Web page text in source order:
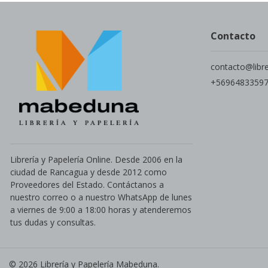
Librería y Papelería Online. Desde 2006 en la
ciudad de Rancagua y desde 2012 como
Proveedores del Estado. Contáctanos a
nuestro correo o a nuestro WhatsApp de lunes
a viernes de 9:00 a 18:00 horas y atenderemos
tus dudas y consultas.
Contacto
+56964833597
© 2026 Librería y Papelería Mabeduna.